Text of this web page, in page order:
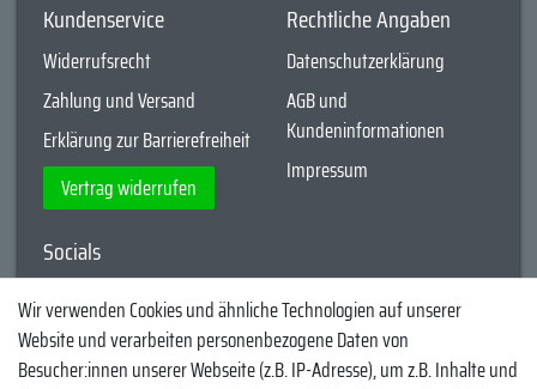
Kundenservice
Widerrufsrecht
Zahlung und Versand
Erklärung zur Barrierefreiheit
Vertrag widerrufen
Rechtliche Angaben
Datenschutzerklärung
AGB und
Kundeninformationen
Impressum
Socials
YouTube
Facebook
Wir verwenden Cookies und ähnliche Technologien auf unserer
Website und verarbeiten personenbezogene Daten von
Besucher:innen unserer Webseite (z.B. IP-Adresse), um z.B. Inhalte und